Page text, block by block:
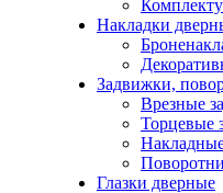
Накладки
Задвижки,
Врезные
Торцевые
Глазки дверные